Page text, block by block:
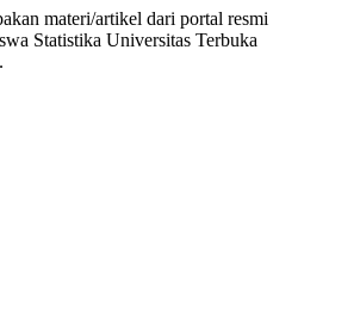
materi/artikel dari portal resmi
Statistika Universitas Terbuka